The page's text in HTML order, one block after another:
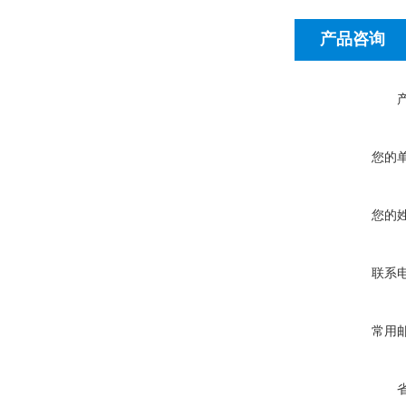
产品咨询
您的
您的
联系
常用